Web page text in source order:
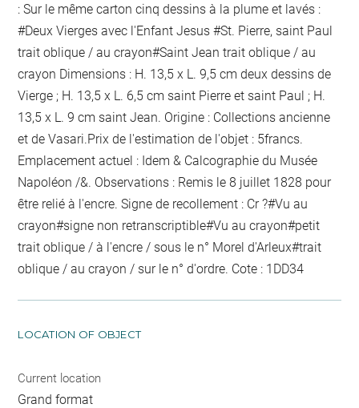
: Sur le même carton cinq dessins à la plume et lavés :
#Deux Vierges avec l'Enfant Jesus #St. Pierre, saint Paul
trait oblique / au crayon#Saint Jeantrait oblique / au
crayon Dimensions : H. 13,5 x L. 9,5 cmdeux dessins de
Vierge ; H. 13,5 x L. 6,5 cm saint Pierre et saint Paul ; H.
13,5 x L. 9 cm saint Jean. Origine : Collections ancienne
et de Vasari.Prix de l'estimation de l'objet : 5francs.
Emplacement actuel : Idem & Calcographie du Musée
Napoléon /&. Observations : Remis le 8 juillet 1828 pour
être relié à l'encre. Signe de recollement : Cr ?#Vu au
crayon#signe non retranscriptible#Vu au crayon#petit
trait oblique / à l'encre / sous le n° Morel d'Arleux#trait
oblique / au crayon / sur le n° d'ordre. Cote : 1DD34
LOCATION OF OBJECT
Current location
Grand format